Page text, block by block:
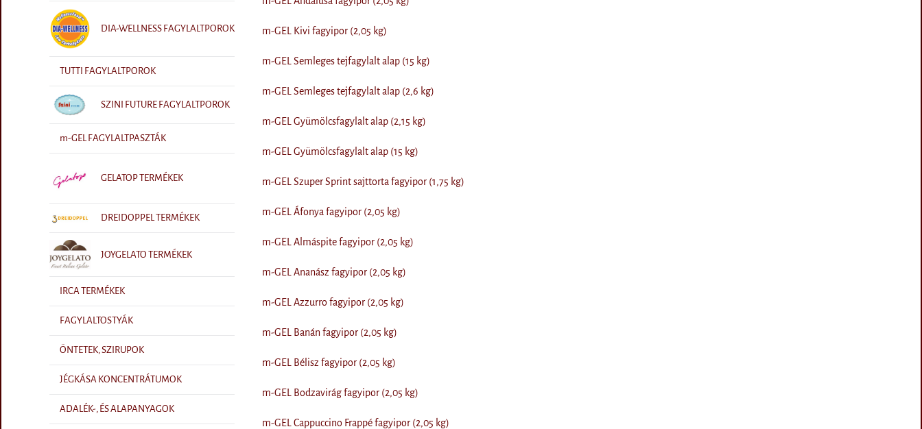
m-GEL Kivi fagyipor (2,05 kg)
m-GEL Semleges tejfagylalt alap (15 kg)
m-GEL Semleges tejfagylalt alap (2,6 kg)
m-GEL Gyümölcsfagylalt alap (2,15 kg)
m-GEL Gyümölcsfagylalt alap (15 kg)
m-GEL Szuper Sprint sajttorta fagyipor (1,75 kg)
m-GEL Áfonya fagyipor (2,05 kg)
m-GEL Almáspite fagyipor (2,05 kg)
m-GEL Ananász fagyipor (2,05 kg)
m-GEL Azzurro fagyipor (2,05 kg)
m-GEL Banán fagyipor (2,05 kg)
m-GEL Bélisz fagyipor (2,05 kg)
m-GEL Bodzavirág fagyipor (2,05 kg)
m-GEL Cappuccino Frappé fagyipor (2,05 kg)
DIA-WELLNESS FAGYLALTPOROK
TUTTI FAGYLALTPOROK
SZINI FUTURE FAGYLALTPOROK
m-GEL FAGYLALTPASZTÁK
GELATOP TERMÉKEK
DREIDOPPEL TERMÉKEK
JOYGELATO TERMÉKEK
IRCA TERMÉKEK
FAGYLALTOSTYÁK
ÖNTETEK, SZIRUPOK
JÉGKÁSA KONCENTRÁTUMOK
ADALÉK-, ÉS ALAPANYAGOK